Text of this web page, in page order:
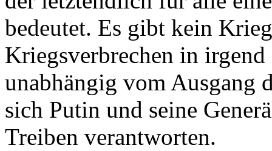
bedeutet. Es gibt kein
Kriegsverbrechen in
unabhängig vom Ausgang
sich Putin und seine
Treiben verantworten.